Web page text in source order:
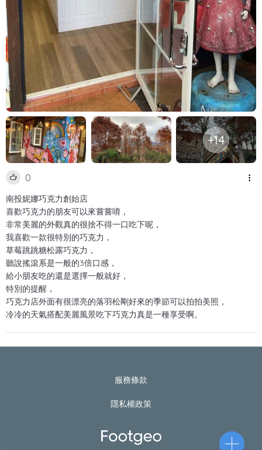
+14
0
南投妮娜巧克力創始店
喜歡巧克力的朋友可以來嘗嘗唷，
非常美麗的外觀真的很捨不得一口吃下呢，
我喜歡一款很特別的巧克力，
草莓跳跳糖松露巧克力，
聽說搖滾系是一般的3倍口感，
給小朋友吃的還是選擇一般就好，
特別的提醒，
巧克力店外面有很漂亮的落羽松剛好來的季節可以拍拍美照，
冷冷的天氣搭配美麗風景吃下巧克力真是一種享受啊。
服務條款
隱私權政策